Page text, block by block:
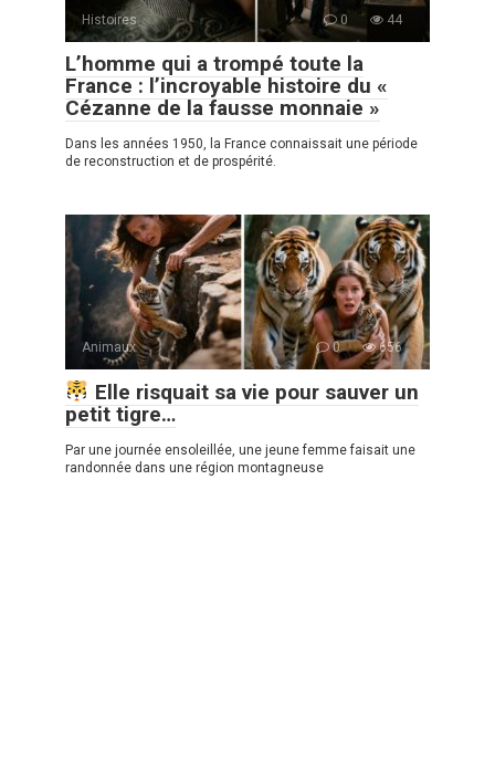
Histoires 0 44
L’homme qui a trompé toute la
France : l’incroyable histoire du «
Cézanne de la fausse monnaie »
Dans les années 1950, la France connaissait une période
de reconstruction et de prospérité.
Animaux 0 656
Elle risquait sa vie pour sauver un
petit tigre…
Par une journée ensoleillée, une jeune femme faisait une
randonnée dans une région montagneuse